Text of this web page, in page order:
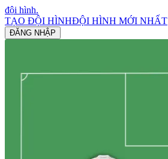
đội hình.
TẠO ĐỘI HÌNHĐỘI HÌNH MỚI NHẤT
ĐĂNG NHẬP